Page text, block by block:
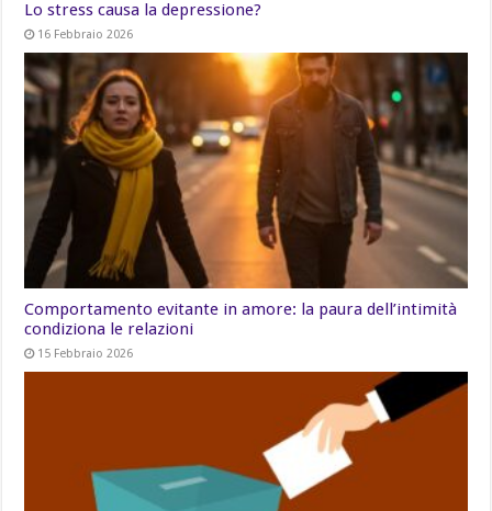
Lo stress causa la depressione?
16 Febbraio 2026
Comportamento evitante in amore: la paura dell’intimità
condiziona le relazioni
15 Febbraio 2026